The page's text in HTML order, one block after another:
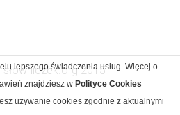
2015
lepszego świadczenia usług. Więcej o
znajdziesz w Polityce Cookies
używanie cookies zgodnie z aktualnymi